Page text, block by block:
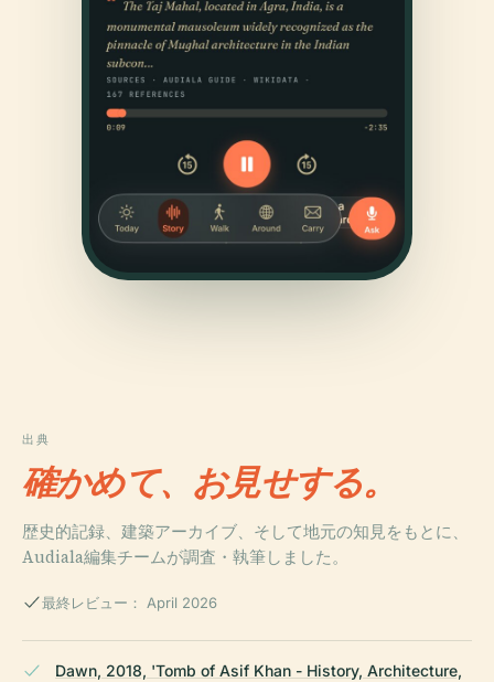
出典
確かめて、お見せする。
歴史的記録、建築アーカイブ、そして地元の知見をもとに、
Audiala編集チームが調査・執筆しました。
最終レビュー： April 2026
Dawn, 2018, 'Tomb of Asif Khan - History, Architecture,